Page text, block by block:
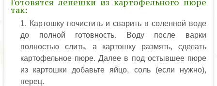
Готовятся лепешки из картофельного пюре
так:
Картошку почистить и сварить в соленной воде
до полной готовность. Воду после варки
полностью слить, а картошку размять, сделать
картофельное пюре. Далее в под остывшее пюре
из картошки добавьте яйцо, соль (если нужно),
перец.